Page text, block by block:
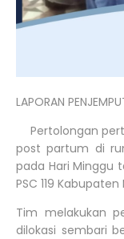
LAPORAN
Pertolongan
post partum di
pada Hari Minggu
PSC 119
Tim melakukan
dilokasi sembari